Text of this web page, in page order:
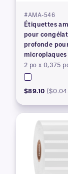
#AMA-546
Étiquettes
pour
profonde
microplaques
2 po x 0,375
$89.10